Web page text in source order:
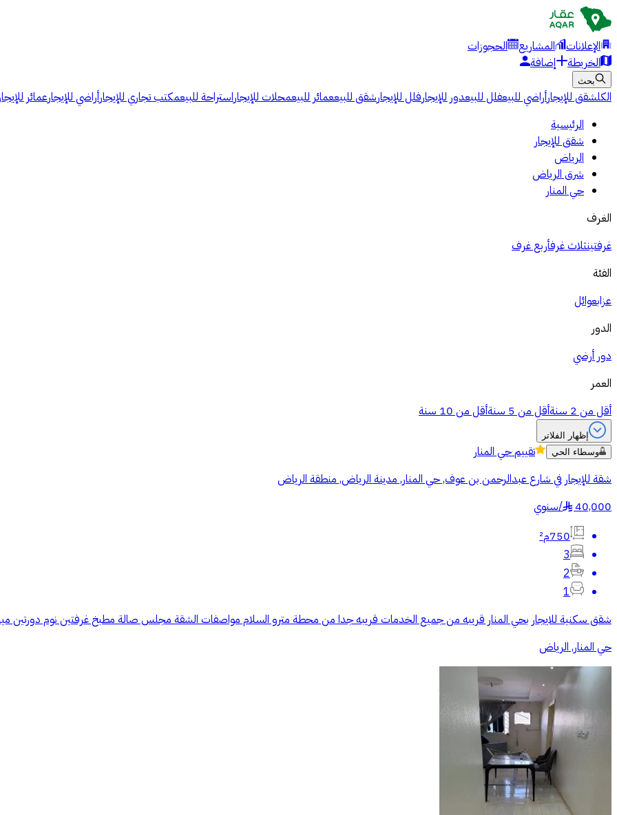
الإعلانات المشاريع
الحجوزات
الخريطة
إضافة
بحث
الكلشقق للإيجارأراضي للبيعفلل للبيعدور للإيجارفلل للإيجارشقق للبيععمائر للبيعمحلات للإيجاراستراحة للبيعمكتب تجاري للإيجارأراضي للإيجارعمائر للإيجار
الرئيسية
شقق للإيجار
الرياض
شرق الرياض
حي المنار
الغرف
غرفتينثلاث غرفأربع غرف
الفئة
عزابعوائل
الدور
دور أرضي
العمر
أقل من 2 سنة
أقل من 5 سنة أقل من 10 سنة
إظهار الفلاتر
وسطاء الحي
تقييمحي المنار
شقة للإيجار في شارع عبدالرحمن بن عوف, حي المنار, مدينة الرياض, منطقة الرياض
40,000
§
/سنوي
750م²
3
2
1
شقق سكنية للايجار بحي المنار قريبه من جميع الخدمات قريبه جدا من محطة مترو السلام مواصفات الشقة مجلس صالة مطبخ غرفتين نوم دورتين مياة
حي المنار, الرياض